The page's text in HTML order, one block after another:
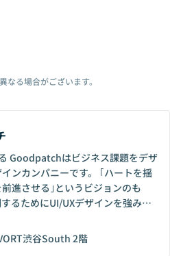
る場合がございます。
Goodpatchはビジネス課題をデザ
ンカンパニーです。 ｢ハートを揺
進させる｣というビジョンのも
るためにUI/UXデザインを強みと
、企業のデザイン戦略立案、デザ
い、 デザインの価値向上を目指し
、ベルリン、ミュンヘン、そして
渋谷South 2階